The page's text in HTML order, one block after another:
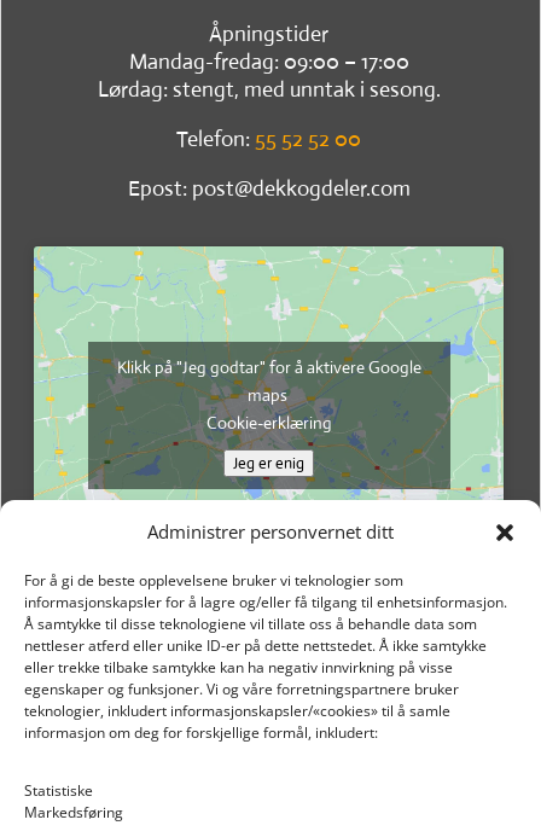
Administrer personvernet ditt
For å gi de beste opplevelsene bruker vi teknologier som
informasjonskapsler for å lagre og/eller få tilgang til enhetsinformasjon.
Å samtykke til disse teknologiene vil tillate oss å behandle data som
nettleser atferd eller unike ID-er på dette nettstedet. Å ikke samtykke
eller trekke tilbake samtykke kan ha negativ innvirkning på visse
egenskaper og funksjoner. Vi og våre forretningspartnere bruker
teknologier, inkludert informasjonskapsler/«cookies» til å samle
informasjon om deg for forskjellige formål, inkludert:
Statistiske
Markedsføring
Åpningstider
Mandag-fredag: 09:00 – 17:00
Lørdag: stengt, med unntak i sesong.
Telefon: 55 52 52 00
Epost: post@dekkogdeler.com
Klikk på "Jeg godtar" for å aktivere Google
maps
Cookie-erklæring
Jeg er enig